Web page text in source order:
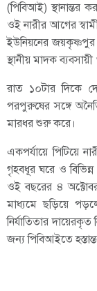
(পিবিআই) স্থানান্তর
ওই নারীর আগের
ইউনিয়নের জয়কৃষ্ণপুর
স্থানীয় মাদক
রাত ১০টার দিকে
পরপুরুষের সঙ্গে
মারধর শুরু করে।
একপর্যায়ে পিটিয়ে
গৃহবধূর ঘরে ও বিভিন্ন
ওই বছরের ৪ অক্টোবর
মাধ্যমে ছড়িয়ে
নির্যাতিতার
জন্য পিবিআইতে